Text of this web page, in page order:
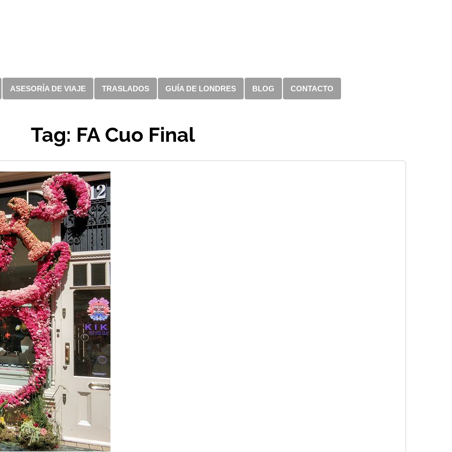
ASESORÍA DE VIAJE TRASLADOS GUÍA DE LONDRES BLOG CONTACTO
Tag: FA Cuo Final